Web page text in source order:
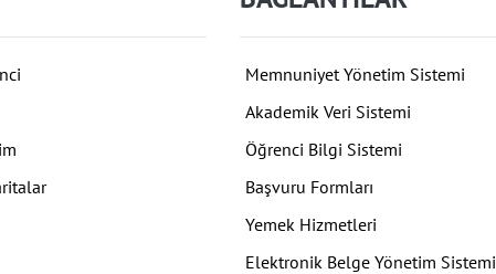
Memnuniyet Yönetim Sistemi
Akademik Veri Sistemi
Öğrenci Bilgi Sistemi
Başvuru Formları
Yemek Hizmetleri
Elektronik Belge Yönetim Sistemi